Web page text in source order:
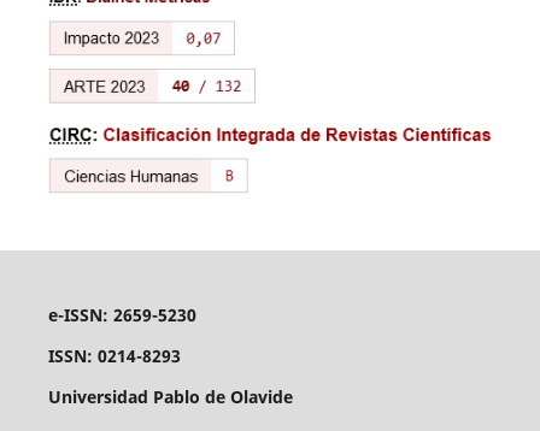
e-ISSN: 2659-5230
ISSN: 0214-8293
Universidad Pablo de Olavide